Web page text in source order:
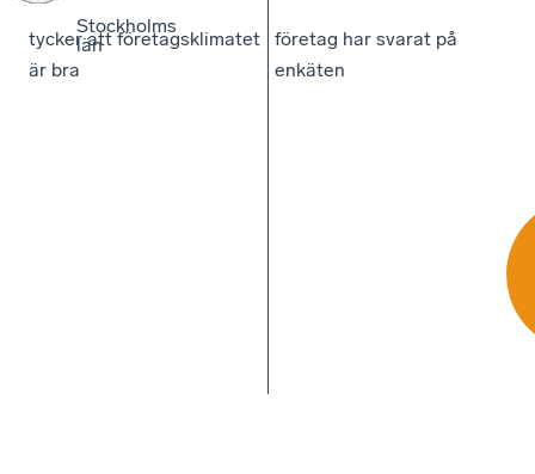
Stockholms
län
tycker att företagsklimatet
är bra
företag har svarat på
enkäten